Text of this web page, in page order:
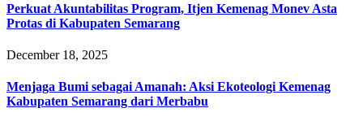
Perkuat Akuntabilitas Program, Itjen Kemenag Monev Asta
Protas di Kabupaten Semarang
December 18, 2025
Menjaga Bumi sebagai Amanah: Aksi Ekoteologi Kemenag
Kabupaten Semarang dari Merbabu